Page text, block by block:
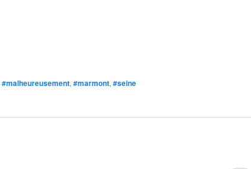
#malheureusement, #marmont, #seine